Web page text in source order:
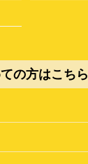
の方はこちら